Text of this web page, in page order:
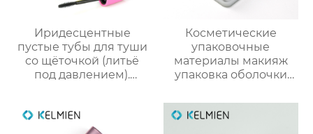
Иридесцентные
пустые тубы для туши
со щёточкой (литьё
под давлением).
производителя
упаковки для
Косметические
упаковочные
материалы макияж
упаковка оболочки
сформулированы
фундамент оболочки